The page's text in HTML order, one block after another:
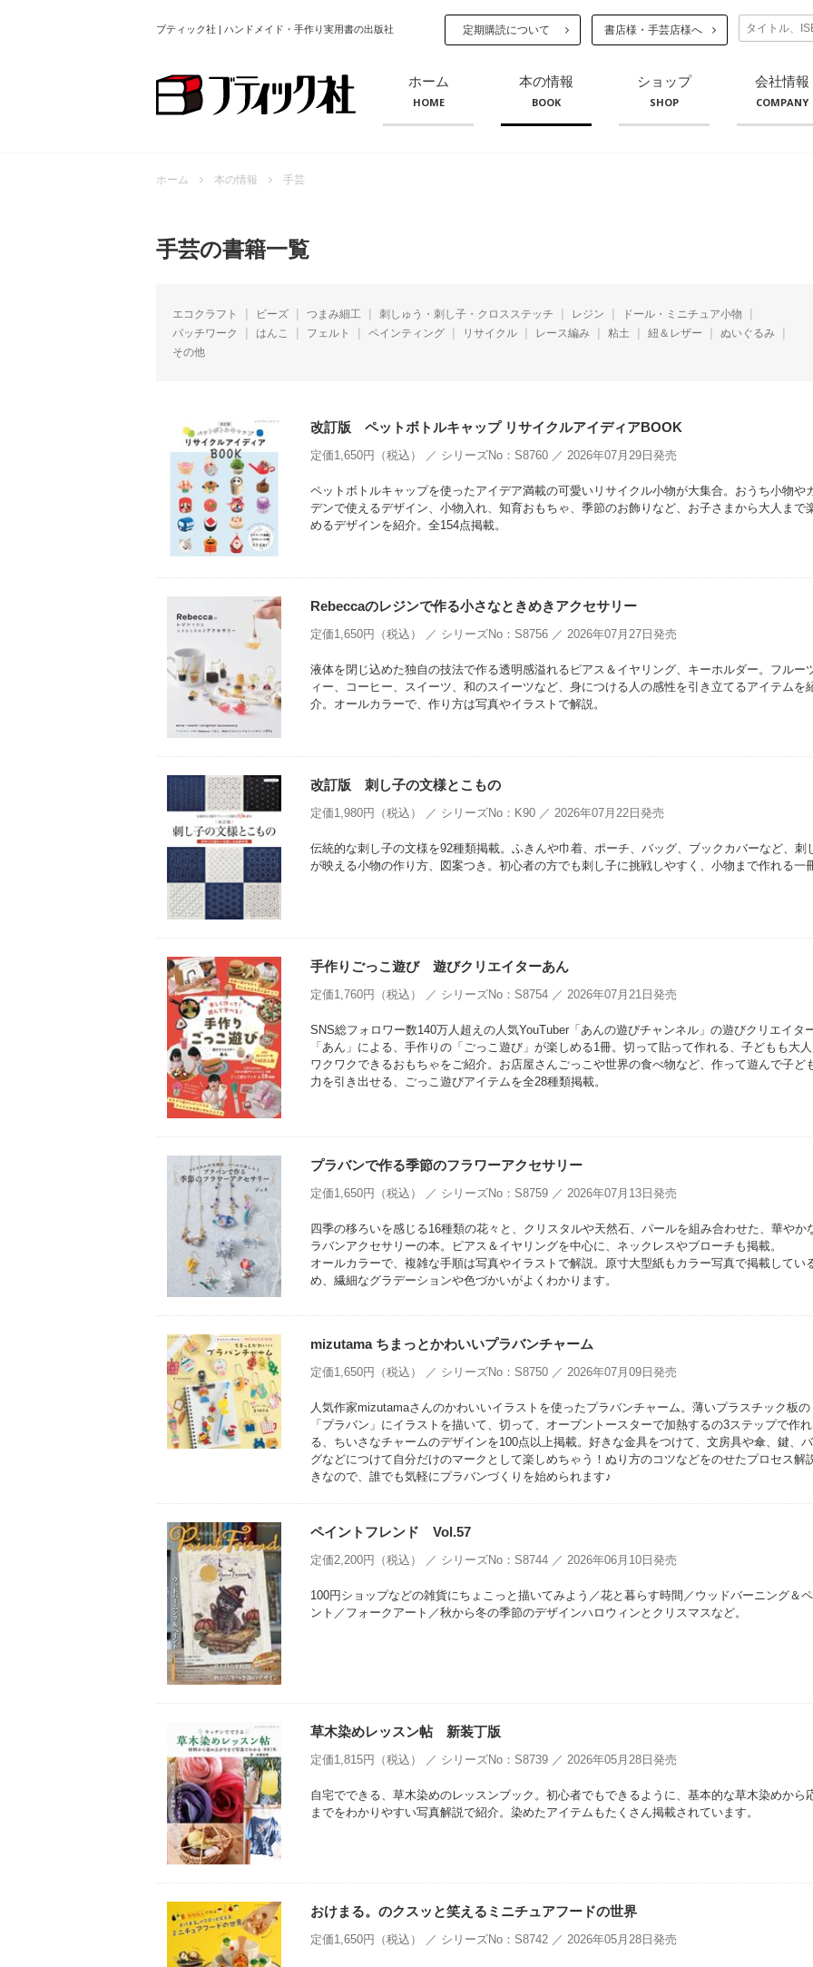
ブティック社 | ハンドメイド・手作り実用書の出版社 定期購読について 書店様・手芸店様へ
ホーム
HOME
本の情報
BOOK
ショップ
SHOP
会社情報
COMPANY
ホーム 本の情報 手芸
手芸の書籍一覧
エコクラフト ビーズ つまみ細工 刺しゅう・刺し子・クロスステッチ レジン
ドール・ミニチュア小物
パッチワーク
はんこ フェルト ペインティング リサイクル レース編み 粘土 紐＆レザー
ぬいぐるみ
その他
改訂版 ペットボトルキャップ リサイクルアイディアBOOK
定価1,650円（税込） ／ シリーズNo：S8760 ／ 2026年07月29日発売
ペットボトルキャップを使ったアイデア満載の可愛いリサイクル小物が大集合。おうち小物や
デンで使えるデザイン、小物入れ、知育おもちゃ、季節のお飾りなど、お子さまから大人まで
めるデザインを紹介。全154点掲載。
Rebeccaのレジンで作る小さなときめきアクセサリー
定価1,650円（税込） ／ シリーズNo：S8756 ／ 2026年07月27日発売
液体を閉じ込めた独自の技法で作る透明感溢れるピアス＆イヤリング、キーホルダー。フルー
ィー、コーヒー、スイーツ、和のスイーツなど、身につける人の感性を引き立てるアイテムを
介。オールカラーで、作り方は写真やイラストで解説。
改訂版 刺し子の文様とこもの
定価1,980円（税込） ／ シリーズNo：K90 ／ 2026年07月22日発売
伝統的な刺し子の文様を92種類掲載。ふきんや巾着、ポーチ、バッグ、ブックカバーなど、刺
が映える小物の作り方、図案つき。初心者の方でも刺し子に挑戦しやすく、小物まで作れる一冊
手作りごっこ遊び 遊びクリエイターあん
定価1,760円（税込） ／ シリーズNo：S8754 ／ 2026年07月21日発売
SNS総フォロワー数140万人超えの人気YouTuber「あんの遊びチャンネル」の遊びクリエイタ
「あん」による、手作りの「ごっこ遊び」が楽しめる1冊。切って貼って作れる、子どもも大人
ワクワクできるおもちゃをご紹介。お店屋さんごっこや世界の食べ物など、作って遊んで子ど
力を引き出せる、ごっこ遊びアイテムを全28種類掲載。
プラバンで作る季節のフラワーアクセサリー
定価1,650円（税込） ／ シリーズNo：S8759 ／ 2026年07月13日発売
四季の移ろいを感じる16種類の花々と、クリスタルや天然石、パールを組み合わせた、華やか
ラバンアクセサリーの本。ピアス＆イヤリングを中心に、ネックレスやブローチも掲載。
オールカラーで、複雑な手順は写真やイラストで解説。原寸大型紙もカラー写真で掲載してい
め、繊細なグラデーションや色づかいがよくわかります。
mizutama ちまっとかわいいプラバンチャーム
定価1,650円（税込） ／ シリーズNo：S8750 ／ 2026年07月09日発売
人気作家mizutamaさんのかわいいイラストを使ったプラバンチャーム。薄いプラスチック板の
「プラバン」にイラストを描いて、切って、オーブントースターで加熱するの3ステップで作れ
る、ちいさなチャームのデザインを100点以上掲載。好きな金具をつけて、文房具や傘、鍵、
グなどにつけて自分だけのマークとして楽しめちゃう！ぬり方のコツなどをのせたプロセス解
きなので、誰でも気軽にプラバンづくりを始められます♪
ペイントフレンド Vol.57
定価2,200円（税込） ／ シリーズNo：S8744 ／ 2026年06月10日発売
100円ショップなどの雑貨にちょこっと描いてみよう／花と暮らす時間／ウッドバーニング＆
ント／フォークアート／秋から冬の季節のデザインハロウィンとクリスマスなど。
草木染めレッスン帖 新装丁版
定価1,815円（税込） ／ シリーズNo：S8739 ／ 2026年05月28日発売
自宅でできる、草木染めのレッスンブック。初心者でもできるように、基本的な草木染めから
までをわかりやすい写真解説で紹介。染めたアイテムもたくさん掲載されています。
おけまる。のクスッと笑えるミニチュアフードの世界
定価1,650円（税込） ／ シリーズNo：S8742 ／ 2026年05月28日発売